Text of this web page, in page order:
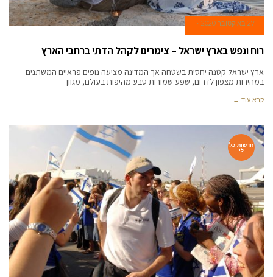
27 באוקטובר 2020
רוח ונפש בארץ ישראל – צימרים לקהל הדתי ברחבי הארץ
ארץ ישראל קטנה יחסית בשטחה אך המדינה מציעה נופים פראיים המשתנים
במהירות מצפון לדרום, שפע שמורות טבע מהיפות בעולם, מגוון
קרא עוד ←
חדשות כל
לי